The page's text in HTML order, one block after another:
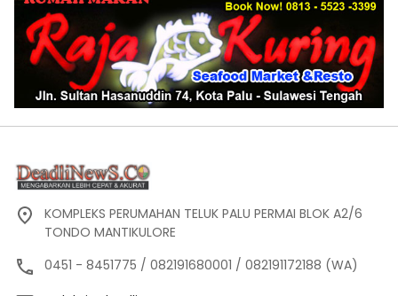
KOMPLEKS PERUMAHAN TELUK PALU PERMAI BLOK A2/6
TONDO MANTIKULORE
0451 - 8451775 / 082191680001 / 082191172188 (WA)